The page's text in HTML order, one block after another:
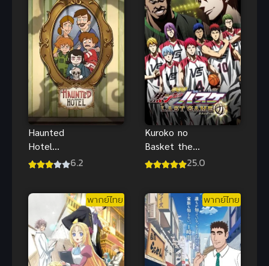
รัก Cherry
Magic! Thirty
Years of
Virginity Can
Make You a
Wizard 30 ยัง
ซิงกับเวท
มนตร์ปิ๊งรัก
Haunted
Hotel
โรงแรมผีป่วน
6.2
Kuroko no
Basket the
Movie Last25.0
พากย์ไทย พากย์ไทย